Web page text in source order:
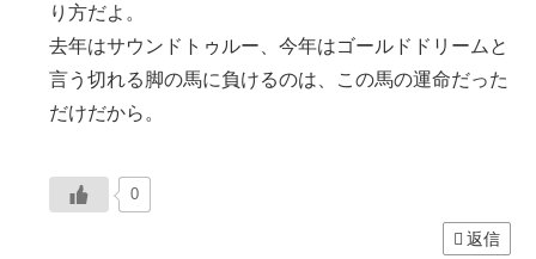
り方だよ。
去年はサウンドトゥルー、今年はゴールドドリームと
言う切れる脚の馬に負けるのは、この馬の運命だった
だけだから。
0
返信